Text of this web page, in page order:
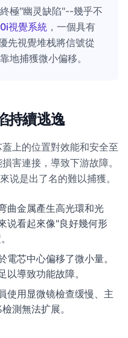
極"幽灵缺陷"--幾乎不
視覺系統 ，一個具有
先視覺堆栈將信號從
地捕獲微小偏移。
持續逃逸
上的位置對效能和安全至
害連接，導致下游故障。
说是出了名的難以捕獲。
曲金属產生高光環和光
说看起來像"良好幾何形
電芯中心偏移了微小量。
導致功能故障。
使用显微镜檢查缓慢、主
測無法扩展。